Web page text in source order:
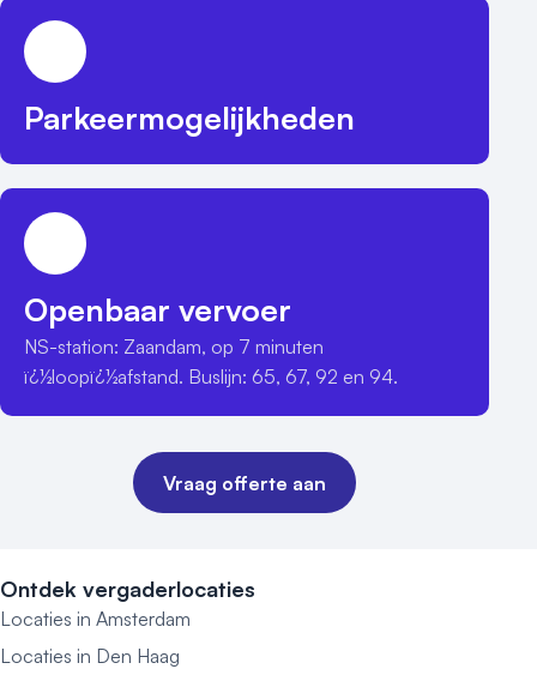
Parkeermogelijkheden
Openbaar vervoer
NS-station: Zaandam, op 7 minuten
ï¿½loopï¿½afstand. Buslijn: 65, 67, 92 en 94.
Vraag offerte aan
Ontdek vergaderlocaties
Locaties in Amsterdam
Locaties in Den Haag